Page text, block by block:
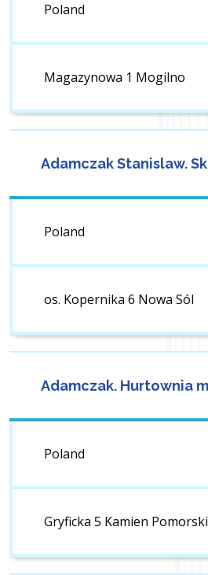
Poland
Magazynowa 1 Mogilno
Adamczak Stanislaw.
Poland
os. Kopernika 6 Nowa Sól
Adamczak. Hurtownia
Poland
Gryficka 5 Kamien Pomorski